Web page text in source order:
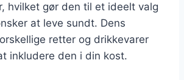
hvilket gør den til et ideelt valg
at leve sundt. Dens
retter og drikkevarer
inkludere den i din kost.